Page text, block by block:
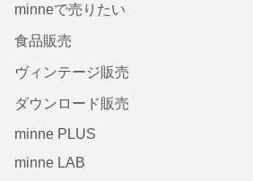
minneで売りたい
食品販売
ヴィンテージ販売
ダウンロード販売
minne PLUS
minne LAB